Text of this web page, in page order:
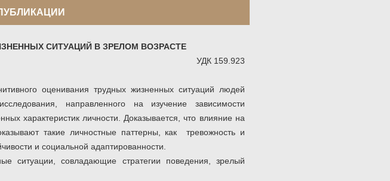
СИТУАЦИЙ В ЗРЕЛОМ ВОЗРАСТЕ
УДК 159.923
оценивания трудных жизненных ситуаций людей
направленного на изучение зависимости
характеристик личности. Доказывается, что влияние на
такие личностные паттерны, как тревожность и
и социальной адаптированности.
ситуации, совладающие стратегии поведения, зрелый